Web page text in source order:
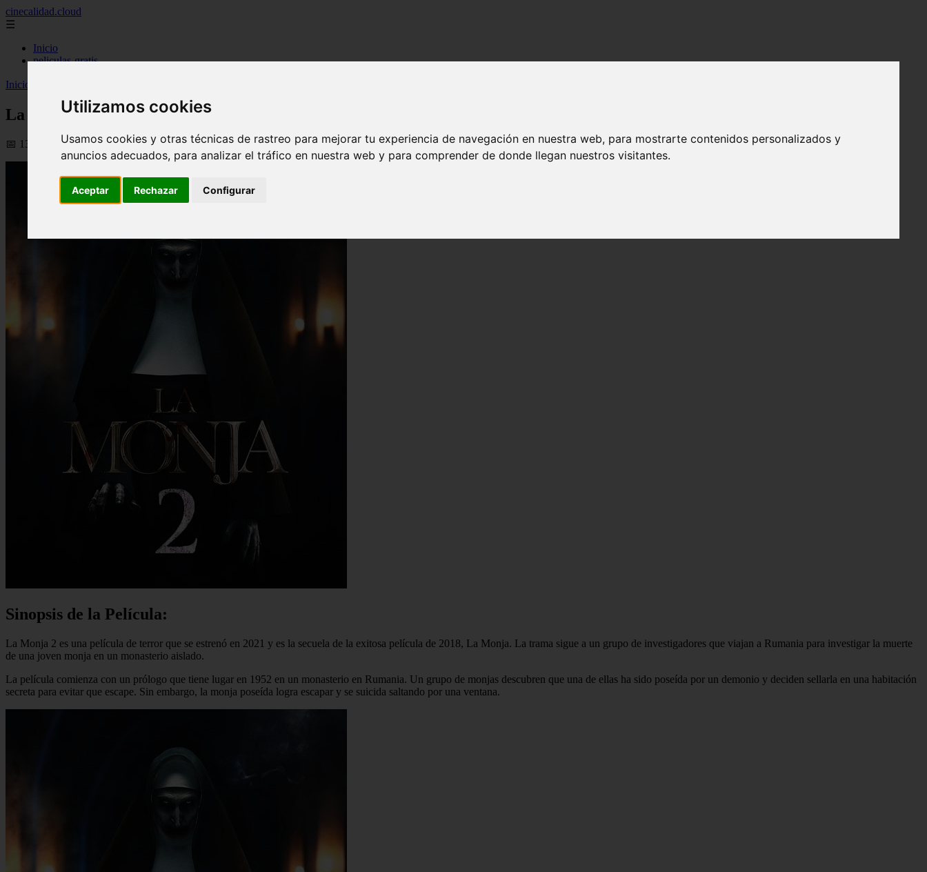
Utilizamos cookies
Usamos cookies y otras técnicas de rastreo para mejorar tu experiencia de navegación en nuestra web, para mostrarte contenidos personalizados y
anuncios adecuados, para analizar el tráfico en nuestra web y para comprender de donde llegan nuestros visitantes.
Aceptar Rechazar Configurar
cinecalidad.cloud
☰
Inicio
peliculas-gratis
Inicio
La Monja 2 ᐉ Final Explicado
📅 13/02/2026
Sinopsis de la Película:
La Monja 2 es una película de terror que se estrenó en 2021 y es la secuela de la exitosa película de 2018, La Monja. La trama sigue a un grupo de investigadores que viajan a Rumania para investigar la muerte
de una joven monja en un monasterio aislado.
La película comienza con un prólogo que tiene lugar en 1952 en un monasterio en Rumania. Un grupo de monjas descubren que una de ellas ha sido poseída por un demonio y deciden sellarla en una habitación
secreta para evitar que escape. Sin embargo, la monja poseída logra escapar y se suicida saltando por una ventana.